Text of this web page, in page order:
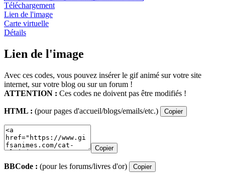
Téléchargement
Lien de l'image
Carte virtuelle
Détails
Lien de l'image
Avec ces codes, vous pouvez insérer le gif animé sur votre site
internet, sur votre blog ou sur un forum !
ATTENTION : Ces codes ne doivent pas être modifiés !
HTML : (pour pages d'accueil/blogs/emails/etc.) Copier
Copier
BBCode : (pour les forums/livres d'or) Copier